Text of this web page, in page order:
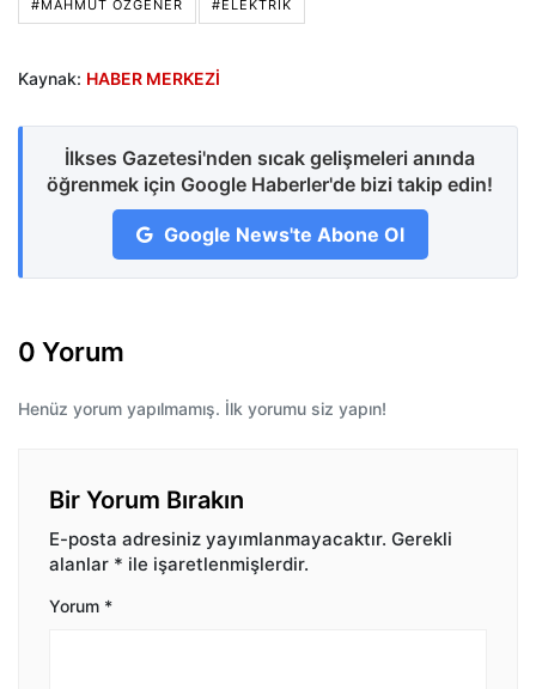
#MAHMUT ÖZGENER #ELEKTRIK
Kaynak: HABER MERKEZİ
İlkses Gazetesi'nden sıcak gelişmeleri anında
öğrenmek için Google Haberler'de bizi takip edin!
Google News'te Abone Ol
0 Yorum
Henüz yorum yapılmamış. İlk yorumu siz yapın!
Bir Yorum Bırakın
E-posta adresiniz yayımlanmayacaktır. Gerekli
alanlar * ile işaretlenmişlerdir.
Yorum *